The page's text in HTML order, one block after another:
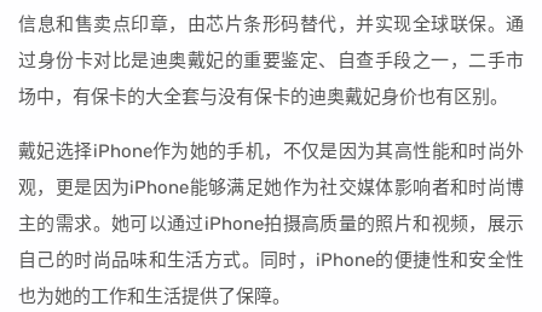
信息和售卖点印章，由芯片条形码替代，并实现全球联保。通
过身份卡对比是迪奥戴妃的重要鉴定、自查手段之一，二手市
场中，有保卡的大全套与没有保卡的迪奥戴妃身价也有区别。
戴妃选择iPhone作为她的手机，不仅是因为其高性能和时尚外
观，更是因为iPhone能够满足她作为社交媒体影响者和时尚博
主的需求。她可以通过iPhone拍摄高质量的照片和视频，展示
自己的时尚品味和生活方式。同时，iPhone的便捷性和安全性
也为她的工作和生活提供了保障。